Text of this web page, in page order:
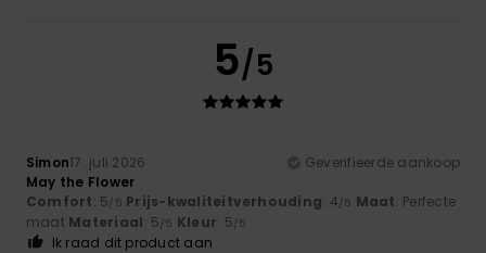
5/5
Simon17. juli 2026
Geverifieerde aankoop
May the Flower
Comfort: 5/5 Prijs-kwaliteitverhouding: 4/5 Maat: Perfecte
maat Materiaal: 5/5 Kleur: 5/5
Ik raad dit product aan